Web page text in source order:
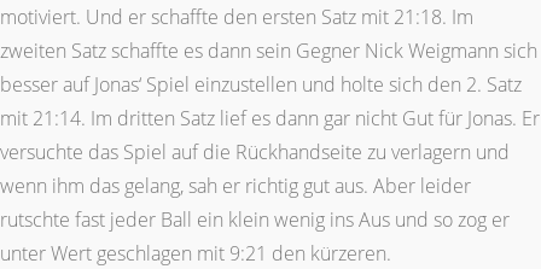
motiviert. Und er schaffte den ersten Satz mit 21:18. Im
zweiten Satz schaffte es dann sein Gegner Nick Weigmann sich
besser auf Jonas‘ Spiel einzustellen und holte sich den 2. Satz
mit 21:14. Im dritten Satz lief es dann gar nicht Gut für Jonas. Er
versuchte das Spiel auf die Rückhandseite zu verlagern und
wenn ihm das gelang, sah er richtig gut aus. Aber leider
rutschte fast jeder Ball ein klein wenig ins Aus und so zog er
unter Wert geschlagen mit 9:21 den kürzeren.